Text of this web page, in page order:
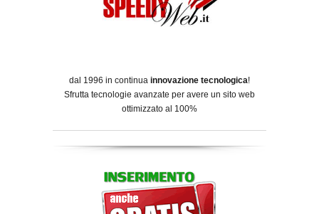
dal 1996 in continua innovazione tecnologica!
Sfrutta tecnologie avanzate per avere un sito web
ottimizzato al 100%